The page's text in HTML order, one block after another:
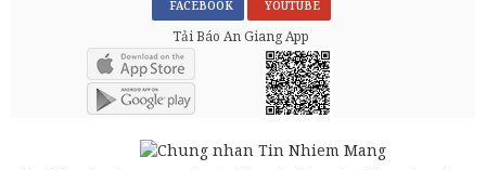
FACEBOOK YOUTUBE
Tải Báo An Giang App